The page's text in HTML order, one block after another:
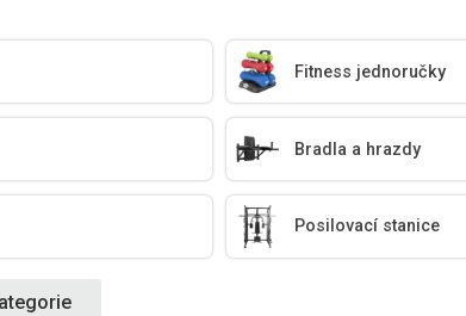
Fitness jednoručky
Bradla a hrazdy
Posilovací stanice